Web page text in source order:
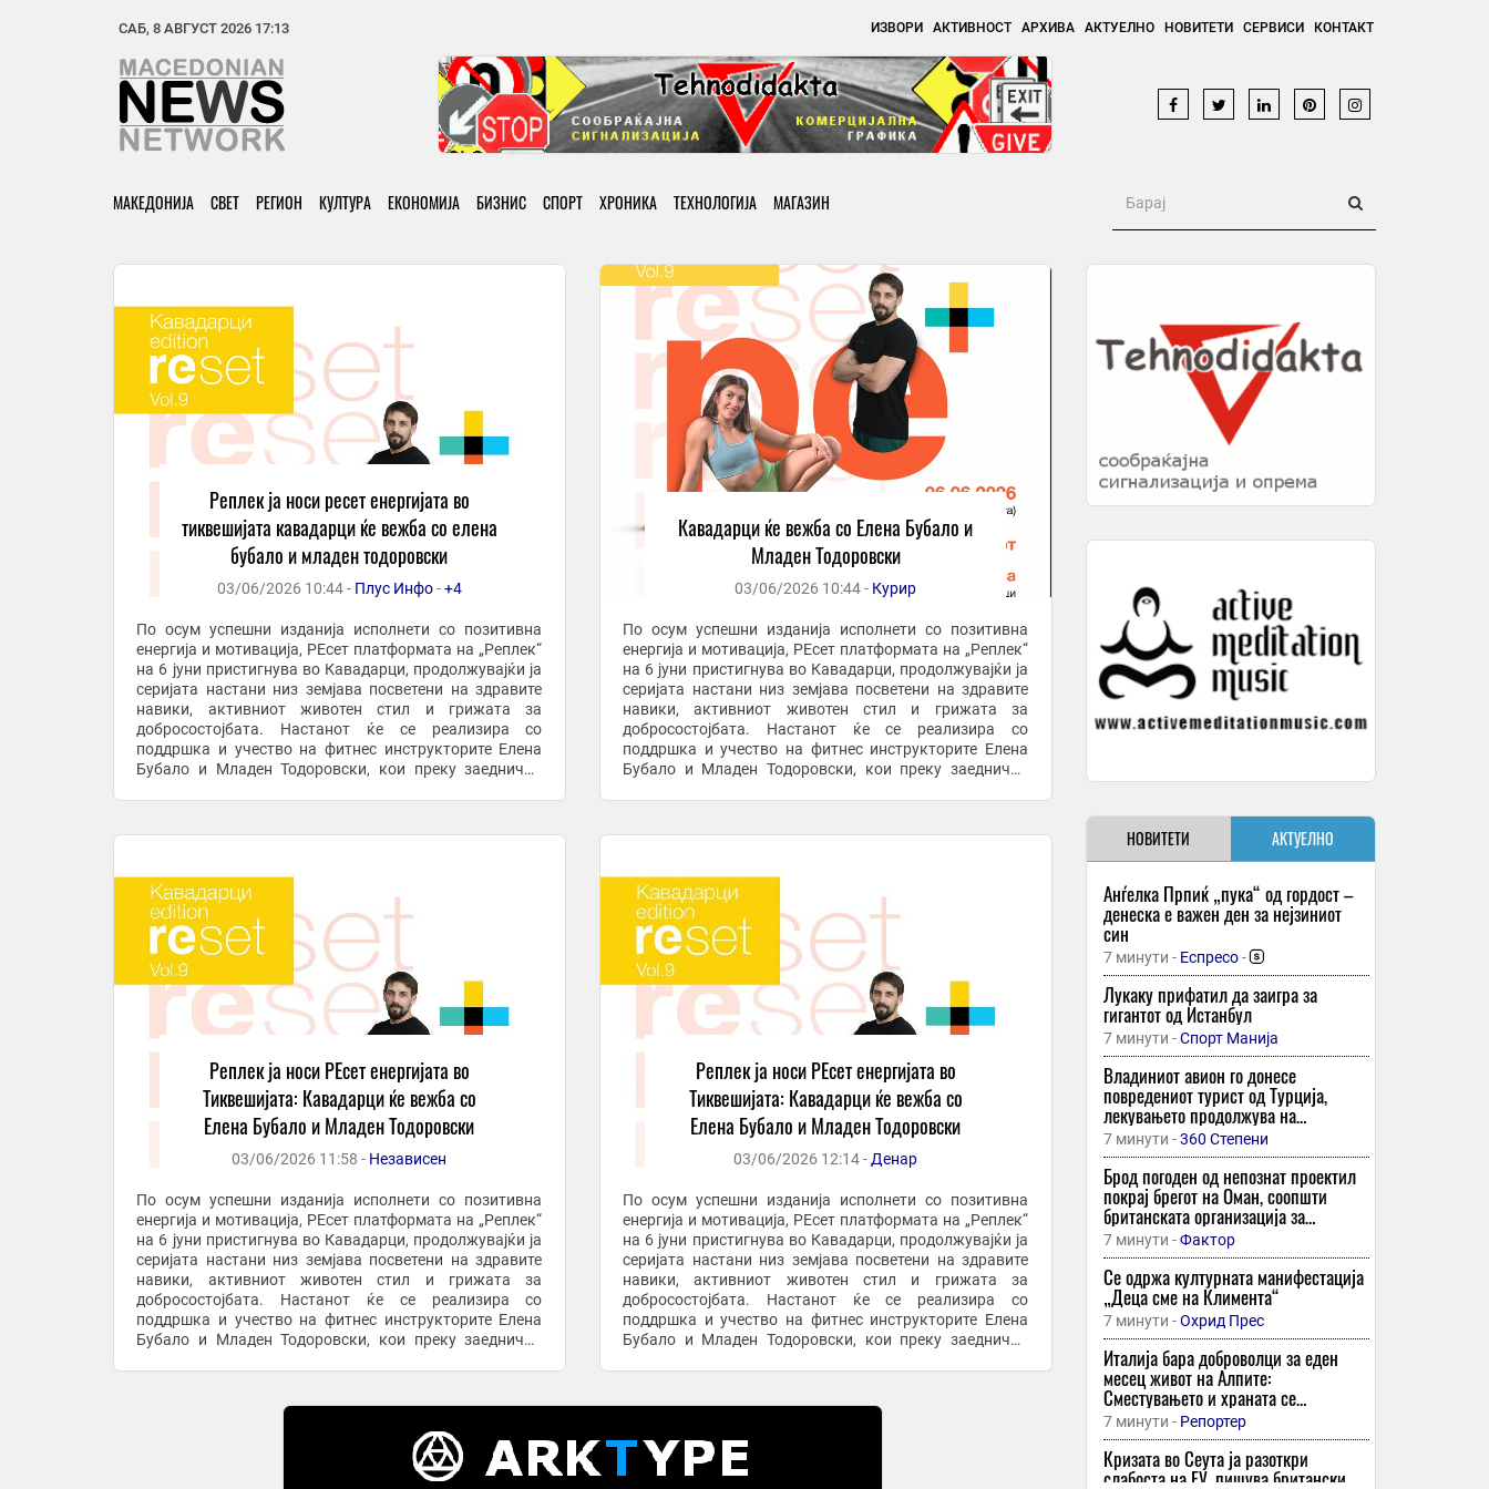
САБ, 8 АВГУСТ 2026 17:13 ИЗВОРИ АКТИВНОСТ АРХИВА АКТУЕЛНО НОВИТЕТИ СЕРВИСИ КОНТАКТ
МАКЕДОНИЈА СВЕТ РЕГИОН КУЛТУРА ЕКОНОМИЈА БИЗНИС СПОРТ ХРОНИКА ТЕХНОЛОГИЈА МАГАЗИН
Реплек ја носи ресет енергијата во
тиквешијата кавадарци ќе вежба со елена
бубало и младен тодоровски
03/06/2026 10:44 - Плус Инфо-+4
По осум успешни изданија исполнети со позитивна
енергија и мотивација, РЕсет платформата на „Реплек“
на 6 јуни пристигнува во Кавадарци, продолжувајќи ја
серијата настани низ земјава посветени на здравите
навики, активниот животен стил и грижата за
добросостојбата. Настанот ќе се реализира со
поддршка и учество на фитнес инструкторите Елена
Бубало и Младен Тодоровски, кои преку заеднички
Кавадарци ќе вежба со Елена Бубало и
Младен Тодоровски
03/06/2026 10:44 - Курир
По осум успешни изданија исполнети со позитивна
енергија и мотивација, РЕсет платформата на „Реплек“
на 6 јуни пристигнува во Кавадарци, продолжувајќи ја
серијата настани низ земјава посветени на здравите
навики, активниот животен стил и грижата за
добросостојбата. Настанот ќе се реализира со
поддршка и учество на фитнес инструкторите Елена
Бубало и Младен Тодоровски, кои преку заеднички
Реплек ја носи РЕсет енергијата во
Тиквешијата: Кавадарци ќе вежба со
Елена Бубало и Младен Тодоровски
03/06/2026 11:58 - Независен
По осум успешни изданија исполнети со позитивна
енергија и мотивација, РЕсет платформата на „Реплек“
на 6 јуни пристигнува во Кавадарци, продолжувајќи ја
серијата настани низ земјава посветени на здравите
навики, активниот животен стил и грижата за
добросостојбата. Настанот ќе се реализира со
поддршка и учество на фитнес инструкторите Елена
Бубало и Младен Тодоровски, кои преку заеднички
Реплек ја носи РЕсет енергијата во
Тиквешијата: Кавадарци ќе вежба со
Елена Бубало и Младен Тодоровски
03/06/2026 12:14 - Денар
По осум успешни изданија исполнети со позитивна
енергија и мотивација, РЕсет платформата на „Реплек“
на 6 јуни пристигнува во Кавадарци, продолжувајќи ја
серијата настани низ земјава посветени на здравите
навики, активниот животен стил и грижата за
добросостојбата. Настанот ќе се реализира со
поддршка и учество на фитнес инструкторите Елена
Бубало и Младен Тодоровски, кои преку заеднички
НОВИТЕТИ АКТУЕЛНО
Анѓелка Прпиќ „пука“ од гордост –
денеска е важен ден за нејзиниот
син
7 минути - Еспресо -
Лукаку прифатил да заигра за
гигантот од Истанбул
7 минути -Спорт Манија
Владиниот авион го донесе
повредениот турист од Турција,
лекувањето продолжува на
ТОАРИЛУЦ
7 минути -360 Степени
Брод погоден од непознат проектил
покрај брегот на Оман, соопшти
британската организација за
поморска трговија
7 минути -Фактор
Се одржа културната манифестација
„Деца сме на Климента“
7 минути -Охрид Прес
Италија бара доброволци за еден
месец живот на Алпите:
Сместувањето и храната се
обезбедени, а следува и надомест од
400 евра
7 минути - Репортер
Кризата во Сеута ја разоткри
слабостa на ЕУ, пишува британски